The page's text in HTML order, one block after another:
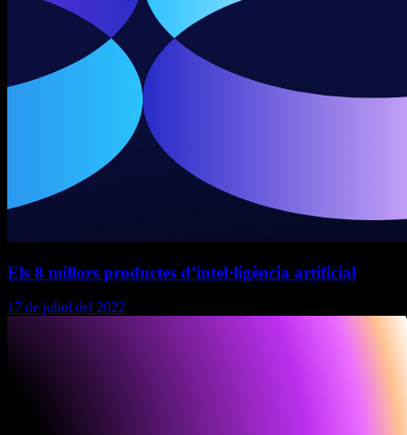
Els 8 millors productes d’intel·ligència artificial
17 de juliol del 2022